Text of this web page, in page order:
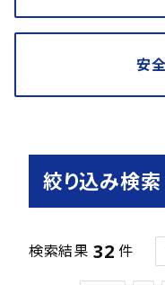
安
絞り込み検索
検索結果 32 件